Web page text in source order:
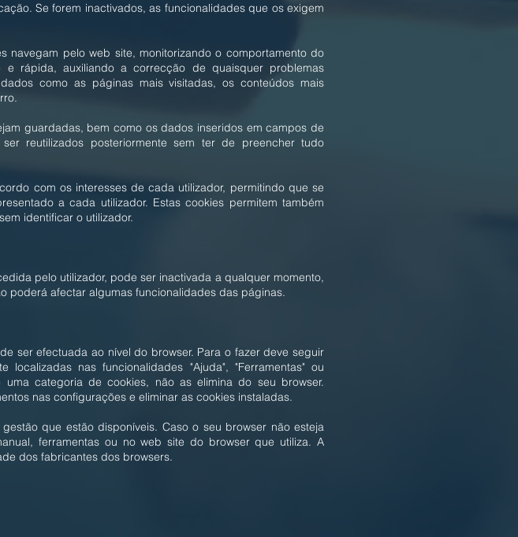
Se forem inactivados, as funcionalidades que os exigem
navegam pelo web site, monitorizando o comportamento do
e rápida, auxiliando a correcção de quaisquer problemas
como as páginas mais visitadas, os conteúdos mais
guardadas, bem como os dados inseridos em campos de
reutilizados posteriormente sem ter de preencher tudo
com os interesses de cada utilizador, permitindo que se
a cada utilizador. Estas cookies permitem também
identificar o utilizador.
pelo utilizador, pode ser inactivada a qualquer momento,
poderá afectar algumas funcionalidades das páginas.
ser efectuada ao nível do browser. Para o fazer deve seguir
nas funcionalidades "Ajuda", "Ferramentas" ou
categoria de cookies, não as elimina do seu browser.
nas configurações e eliminar as cookies instaladas.
que estão disponíveis. Caso o seu browser não esteja
ferramentas ou no web site do browser que utiliza. A
dos fabricantes dos browsers.